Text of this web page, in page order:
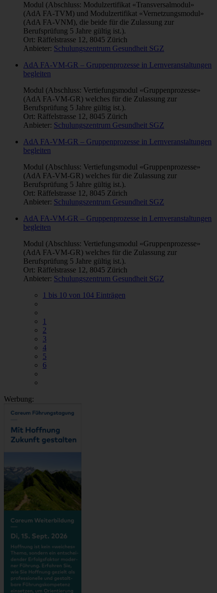
Modul (Abschluss: Modulzertifikat «Transversalmodul»
(AdA FA-TVM) und Modulzertifikat «Vernetzungsmodul»
(AdA FA-VNM), die beide für die Zulassung zur
Berufsprüfung 5 Jahre gültig ist.).
Ort: Räffelstrasse 12, 8045 Zürich
Anbieter: Schulungszentrum Gesundheit SGZ
AdA FA-VM-GR – Gruppenprozesse in Lernveranstaltungen
begleiten
Modul (Abschluss: Vertiefungsmodul «Gruppenprozesse»
(AdA FA-VM-GR) welches für die Zulassung zur
Berufsprüfung 5 Jahre gültig ist.).
Ort: Räffelstrasse 12, 8045 Zürich
Anbieter: Schulungszentrum Gesundheit SGZ
AdA FA-VM-GR – Gruppenprozesse in Lernveranstaltungen
begleiten
Modul (Abschluss: Vertiefungsmodul «Gruppenprozesse»
(AdA FA-VM-GR) welches für die Zulassung zur
Berufsprüfung 5 Jahre gültig ist.).
Ort: Räffelstrasse 12, 8045 Zürich
Anbieter: Schulungszentrum Gesundheit SGZ
AdA FA-VM-GR – Gruppenprozesse in Lernveranstaltungen
begleiten
Modul (Abschluss: Vertiefungsmodul «Gruppenprozesse»
(AdA FA-VM-GR) welches für die Zulassung zur
Berufsprüfung 5 Jahre gültig ist.).
Ort: Räffelstrasse 12, 8045 Zürich
Anbieter: Schulungszentrum Gesundheit SGZ
1 bis 10 von 104 Einträgen
1
2
3
4
5
6
Werbung: